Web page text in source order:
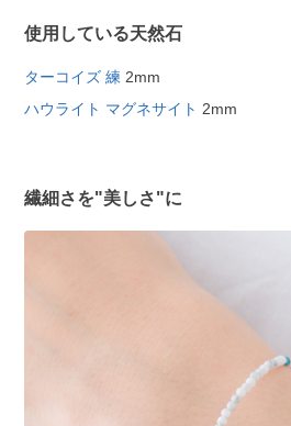
使用している天然石
ターコイズ 練 2mm
ハウライト マグネサイト 2mm
繊細さを"美しさ"に